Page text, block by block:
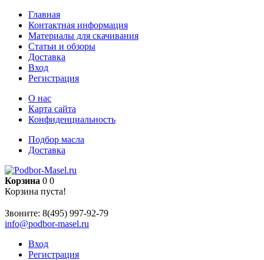
Главная
Контактная информация
Материалы для скачивания
Статьи и обзоры
Доставка
Вход
Регистрация
О нас
Карта сайта
Конфиденциальность
Подбор масла
Доставка
Корзина 0 0
Корзина пуста!
Звоните: 8(495) 997-92-79
info@podbor-masel.ru
Вход
Регистрация